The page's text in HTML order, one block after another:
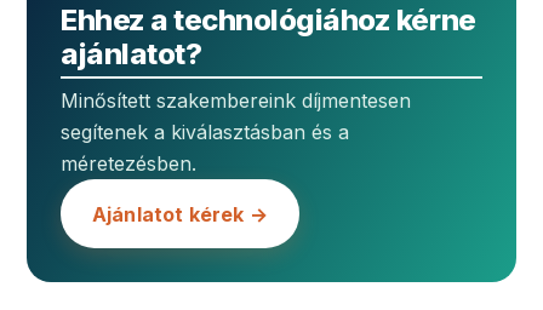
Ehhez a technológiához kérne
ajánlatot?
Minősített szakembereink díjmentesen
segítenek a kiválasztásban és a
méretezésben.
Ajánlatot kérek →